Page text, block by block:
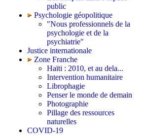
public
Psychologie géopolitique
"Nous professionnels de la
psychologie et de la
psychiatrie"
Justice internationale
Zone Franche
Haïti : 2010, et au dela...
Intervention humanitaire
Librophagie
Penser le monde de demain
Photographie
Pillage des ressources
naturelles
COVID-19